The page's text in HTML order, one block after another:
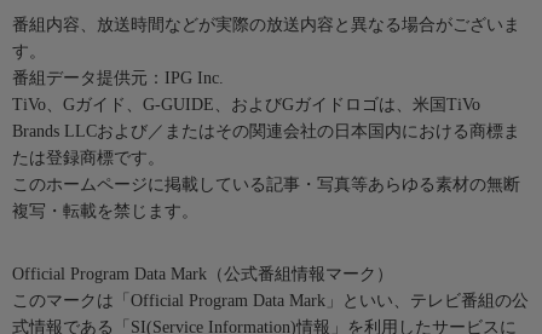
番組内容、放送時間などが実際の放送内容と異なる場合がございま
す。
番組データ提供元：IPG Inc.
TiVo、Gガイド、G-GUIDE、およびGガイドロゴは、米国TiVo
Brands LLCおよび／またはその関連会社の日本国内における商標ま
たは登録商標です。
このホームページに掲載している記事・写真等あらゆる素材の無断
複写・転載を禁じます。
Official Program Data Mark（公式番組情報マーク）
このマークは「Official Program Data Mark」といい、テレビ番組の公
式情報である「SI(Service Information)情報」を利用したサービスに